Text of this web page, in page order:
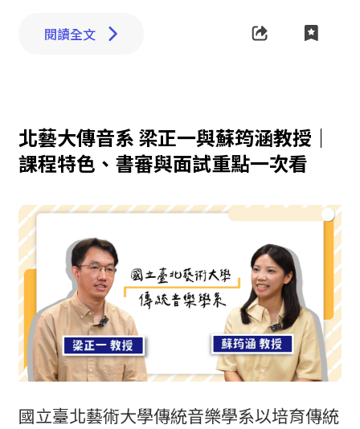
閱讀全文
北藝大傳音系 梁正一與蘇筠涵教授｜
課程特色、書審與面試重點一次看
國立臺北藝術大學傳統音樂學系以培育傳統